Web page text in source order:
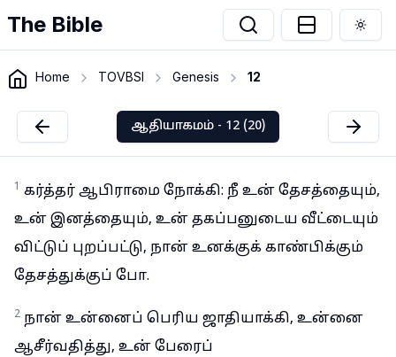
The Bible
Home TOVBSI Genesis 12
ஆதியாகமம் - 12 (20)
1 கர்த்தர் ஆபிராமை நோக்கி: நீ உன் தேசத்தையும்,
உன் இனத்தையும், உன் தகப்பனுடைய வீட்டையும்
விட்டுப் புறப்பட்டு, நான் உனக்குக் காண்பிக்கும்
தேசத்துக்குப் போ.
2 நான் உன்னைப் பெரிய ஜாதியாக்கி, உன்னை
ஆசீர்வதித்து, உன் பேரைப்